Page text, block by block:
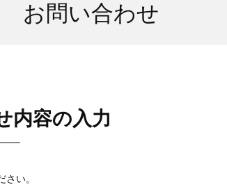
お問い合わせ
内容の入力
い。